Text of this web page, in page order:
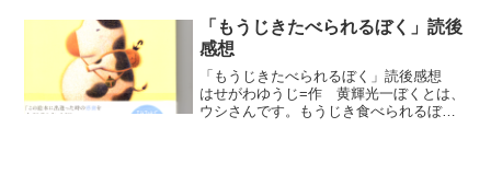
「もうじきたべられるぼく」読後
感想
「もうじきたべられるぼく」読後感想
はせがわゆうじ=作 黄輝光一ぼくとは、
ウシさんです。もうじき食べられるぼく